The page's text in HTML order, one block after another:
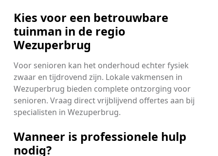
Kies voor een betrouwbare
tuinman in de regio
Wezuperbrug
Voor senioren kan het onderhoud echter fysiek
zwaar en tijdrovend zijn. Lokale vakmensen in
Wezuperbrug bieden complete ontzorging voor
senioren. Vraag direct vrijblijvend offertes aan bij
specialisten in Wezuperbrug.
Wanneer is professionele hulp
nodig?